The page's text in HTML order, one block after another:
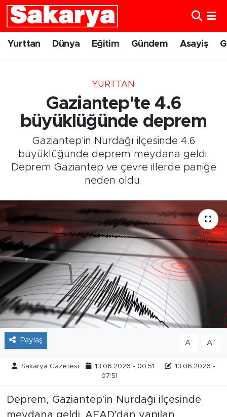
Yurttan Dünya Eğitim Gündem Asayiş
YURTTAN
Gaziantep'te 4.6
büyüklüğünde deprem
Gaziantep'in Nurdağı ilçesinde 4.6
büyüklüğünde deprem meydana geldi.
Deprem Gaziantep ve çevre illerde paniğe
neden oldu.
Paylaş A- A+
Sakarya Gazetesi 13.06.2026 - 00:51
13.06.2026 -
07:51
Deprem, Gaziantep'in Nurdağı ilçesinde
Yurttan
Gündem
Eskişehirspor
Spor
Kültür Sanat
Tarihçe
Resmi İlanlar
Söyleşi
Foto Şaka
Teknoloji
Eskişehir Nöbetçi Eczaneler
Eskişehir Trafik Yoğunluk Haritası
Süper Lig Puan Durumu ve Fikstür
Tüm Manşetler
Haber Arşivi